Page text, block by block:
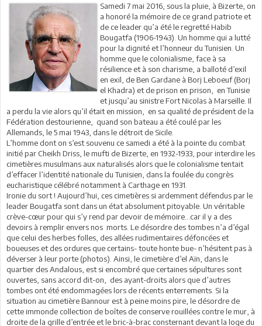
Samedi 7 mai 2016, sous la pluie, à Bizerte, on
a honoré la mémoire de ce grand patriote et
de ce leader qu’a été le regretté Habib
Bougatfa (1906-1943). Un homme qui a lutté
pour la dignité et l’honneur du Tunisien. Un
homme que le colonialisme, face à sa
résilience et à son charisme, a balloté d’exil
en exil, de Ben Gardane à Borj Leboeuf (Borj
el Khadra) et de prison en prison, en Tunisie
et jusqu’au sinistre Fort Nicolas à Marseille. Il
a perdu la vie alors qu’il était en mission, en sa qualité de président de la
Fédération destourienne, quand son bateau a été coulé par les
Allemands, le 5 mai 1943, dans le détroit de Sicile.
L’homme dont on s’est souvenu ce samedi a été à la pointe du combat
initié par Cheikh Driss, le mufti de Bizerte, en 1932-1933, pour interdire les
cimetières musulmans aux naturalisés alors que le colonialisme tentait
d’effacer l’identité nationale du Tunisien, dans la foulée du congrès
eucharistique célébré notamment à Carthage en 1931.
Ironie du sort ! Aujourd’hui, ces cimetières si ardemment défendus par le
leader Bougatfa sont dans un état absolument pitoyable. Un véritable
crève-cœur pour qui s’y rend par devoir de mémoire…car il y a des
devoirs à remplir envers nos morts. Le désordre des tombes n’a d’égal
que celui des herbes folles, des allées rudimentaires défoncées et
boueuses et des ordures que certains- toute honte bue- n’hésitent pas à
déverser à leur porte (photos). Ainsi, le cimetière d’el Aïn, dans le
quartier des Andalous, est si encombré que certaines sépultures sont
ouvertes, sans accord dit-on, des ayant-droits alors que d’autres
tombes ont été endommagées lors de récents enterrements. Si la
situation au cimetière Bannour est à peine moins pire, le désordre de
cette immonde collection de boîtes de conserve rouillées contre le mur, à
droite de la grille d’entrée et le bric-à-brac consternant devant la loge du